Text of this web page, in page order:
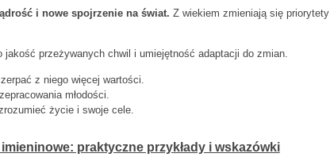
i nowe spojrzenie na świat. Z wiekiem zmieniają się priorytety
przeżywanych chwil i umiejętność adaptacji do zmian.
z niego więcej wartości.
młodości.
życie i swoje cele.
praktyczne przykłady i wskazówki